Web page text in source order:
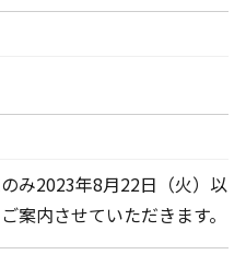
み2023年8月22日（火）以
案内させていただきます。